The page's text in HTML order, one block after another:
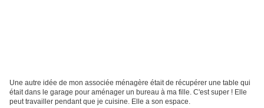
Une autre idée de mon associée ménagère était de récupérer une table qui
était dans le garage pour aménager un bureau à ma fille. C'est super ! Elle
peut travailler pendant que je cuisine. Elle a son espace.